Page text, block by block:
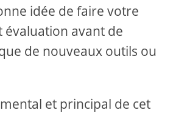
idée de faire votre
avant de
de nouveaux outils ou
et principal de cet